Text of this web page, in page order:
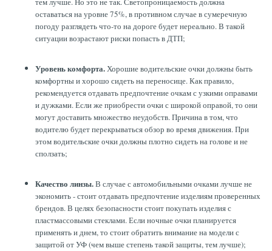
оставаться на уровне 75%, в противном случае в сумеречную
погоду разглядеть что-то на дороге будет нереально. В такой
ситуации возрастают риски попасть в ДТП;
Уровень комфорта.Хорошие водительские очки должны быть
комфортны и хорошо сидеть на переносице. Как правило,
рекомендуется отдавать предпочтение очкам с узкими оправами
и дужками. Если же приобрести очки с широкой оправой, то они
могут доставить множество неудобств. Причина в том, что
водителю будет перекрываться обзор во время движения. При
этом водительские очки должны плотно сидеть на голове и не
сползать;
Качество линзы.В случае с автомобильными очками лучше не
экономить - стоит отдавать предпочтение изделиям проверенных
брендов. В целях безопасности стоит покупать изделия с
пластмассовыми стеклами. Если ночные очки планируется
применять и днем, то стоит обратить внимание на модели с
защитой от УФ (чем выше степень такой защиты, тем лучше);